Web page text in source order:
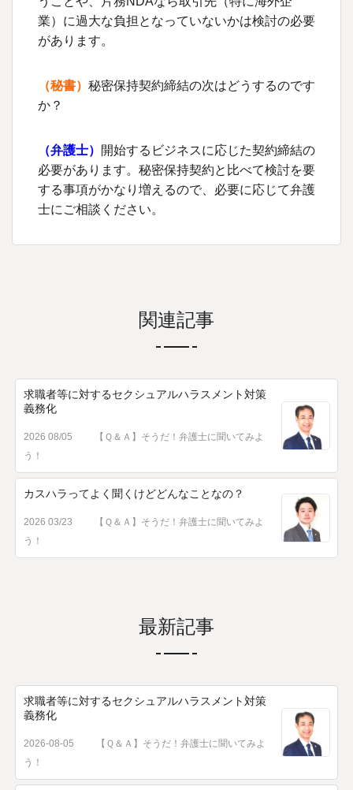
業）に過大な負担となっていないかは検討の必要
があります。
（秘書） 秘密保持契約締結の次はどうするのです
か？
（弁護士）
開始するビジネスに応じた契約締結の
必要があります。秘密保持契約と比べて検討を要
する事項がかなり増えるので、必要に応じて弁護
士にご相談ください。
関連記事
求職者等に対するセクシュアルハラスメント対策
義務化
2026 08/05
【Ｑ＆Ａ】そうだ！弁護士に聞いてみよ
う！
カスハラってよく聞くけどどんなことなの？
2026 03/23
【Ｑ＆Ａ】そうだ！弁護士に聞いてみよ
う！
最新記事
求職者等に対するセクシュアルハラスメント対策
義務化
2026-08-05
【Ｑ＆Ａ】そうだ！弁護士に聞いてみよ
う！